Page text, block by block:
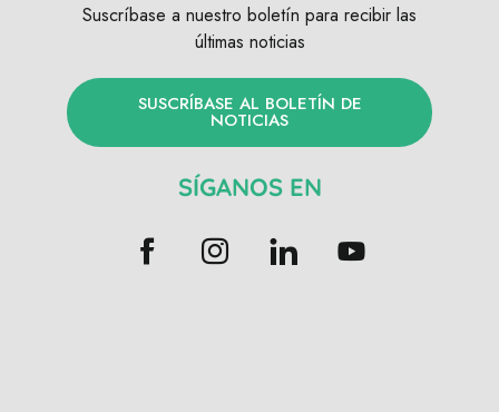
Suscríbase a nuestro boletín para recibir las
últimas noticias
SUSCRÍBASE AL BOLETÍN DE
NOTICIAS
SÍGANOS EN